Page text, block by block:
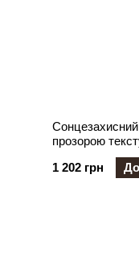
прозорою
1 202 грн